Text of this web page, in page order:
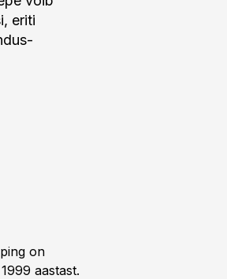
eriti
on
aastast.